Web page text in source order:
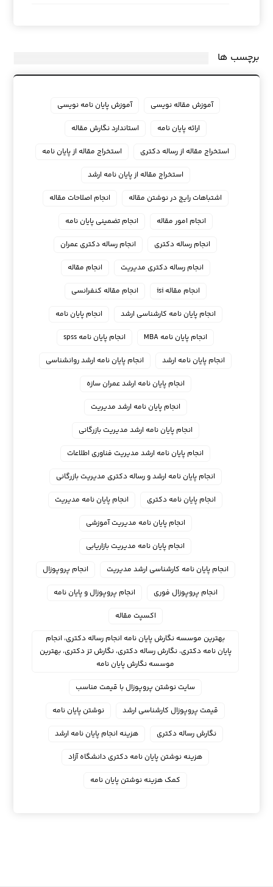
برچسب ها
آموزش مقاله نویسی
آموزش پایان نامه نویسی
ارائه پایان نامه
استاندارد نگارش مقاله
استخراج مقاله از رساله دکتری
استخراج مقاله از پایان نامه
استخراج مقاله از پایان نامه ارشد
اشتباهات رایج در نوشتن مقاله
انجام اصلاحات مقاله
انجام امور مقاله
انجام تضمینی پایان نامه
انجام رساله دکتری
انجام رساله دکتری عمران
انجام رساله دکتری مدیریت
انجام مقاله
انجام مقاله isi
انجام مقاله کنفرانسی
انجام پايان نامه كارشناسي ارشد
انجام پایان نامه
انجام پایان نامه MBA
انجام پایان نامه spss
انجام پایان نامه ارشد
انجام پایان نامه ارشد روانشناسی
انجام پایان نامه ارشد عمران سازه
انجام پایان نامه ارشد مدیریت
انجام پایان نامه ارشد مدیریت بازرگانی
انجام پایان نامه ارشد مدیریت فناوری اطلاعات
انجام پایان نامه ارشد و رساله دکتری مدیریت بازرگانی
انجام پایان نامه دکتری
انجام پایان نامه مدیریت
انجام پایان نامه مدیریت آموزشی
انجام پایان نامه مدیریت بازاریابی
انجام پایان نامه کارشناسی ارشد مدیریت
انجام پروپوزال
انجام پروپوزال فوری
انجام پروپوزال و پایان نامه
اکسپت مقاله
بهترین موسسه نگارش پایان نامه انجام رساله دکتری، انجام
پایان نامه دکتری، نگارش رساله دکتری، نگارش تز دکتری، بهترین
موسسه نگارش پایان نامه
سایت نوشتن پروپوزال با قیمت مناسب
قیمت پروپوزال کارشناسی ارشد
نوشتن پایان نامه
نگارش رساله دکتری
هزینه انجام پایان نامه ارشد
هزینه نوشتن پایان نامه دکتری دانشگاه آزاد
کمک هزینه نوشتن پایان نامه